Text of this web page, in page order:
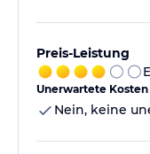
Preis-Leistung
Unerwartete Kosten
Nein, keine